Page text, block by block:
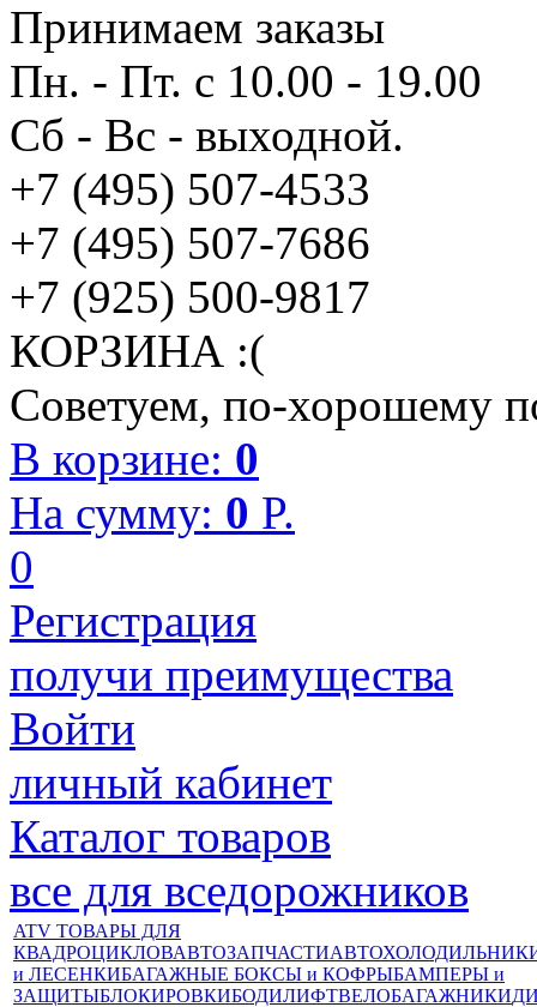
Принимаем заказы
Пн. - Пт. с 10.00 - 19.00
Сб - Вс - выходной.
+7 (495) 507-4533
+7 (495) 507-7686
+7 (925) 500-9817
КОРЗИНА :(
Советуем, по-хорошему
В корзине: 0
На сумму: 0 P.
0
Регистрация
получи преимущества
Войти
личный кабинет
Каталог товаров
все для вседорожников
ATV ТОВАРЫ ДЛЯ
КВАДРОЦИКЛОВАВТОЗАПЧАСТИ
и ЛЕСЕНКИБАГАЖНЫЕ БОКСЫ и КОФРЫБАМПЕРЫ и
ЗАЩИТЫБЛОКИРОВКИБОДИЛИФТВЕЛОБАГАЖНИКИ